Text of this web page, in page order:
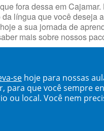
fora dessa em
da língua que você deseja
a sua jornada de
mais sobre nossos
se hoje para nossas
para que você sempre
ou local. Você nem